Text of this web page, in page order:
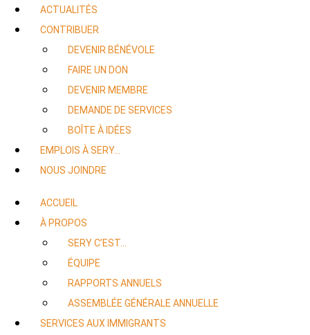
ACTUALITÉS
CONTRIBUER
DEVENIR BÉNÉVOLE
FAIRE UN DON
DEVENIR MEMBRE
DEMANDE DE SERVICES
BOÎTE À IDÉES
EMPLOIS À SERY…
NOUS JOINDRE
ACCUEIL
À PROPOS
SERY C’EST…
ÉQUIPE
RAPPORTS ANNUELS
ASSEMBLÉE GÉNÉRALE ANNUELLE
SERVICES AUX IMMIGRANTS